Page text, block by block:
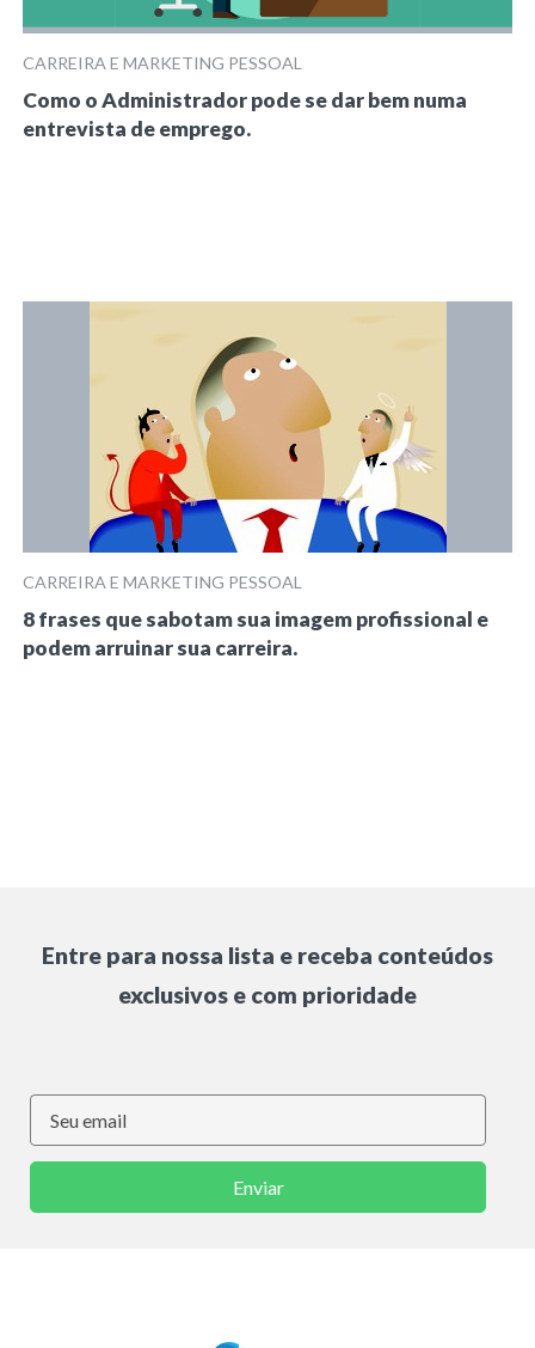
CARREIRA E MARKETING PESSOAL
Como o Administrador pode se dar bem numa
entrevista de emprego.
CARREIRA E MARKETING PESSOAL
8 frases que sabotam sua imagem profissional e
podem arruinar sua carreira.
Entre para nossa lista e receba conteúdos
exclusivos e com prioridade
Enviar